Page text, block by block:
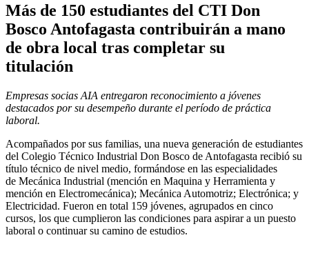
Más de 150 estudiantes del CTI Don
Bosco Antofagasta contribuirán a mano
de obra local tras completar su
titulación
Empresas socias AIA entregaron reconocimiento a jóvenes
destacados por su desempeño durante el período de práctica
laboral.
Acompañados por sus familias, una nueva generación de estudiantes
del Colegio Técnico Industrial Don Bosco de Antofagasta recibió su
título técnico de nivel medio, formándose en las especialidades
de Mecánica Industrial (mención en Maquina y Herramienta y
mención en Electromecánica); Mecánica Automotriz; Electrónica; y
Electricidad. Fueron en total 159 jóvenes, agrupados en cinco
cursos, los que cumplieron las condiciones para aspirar a un puesto
laboral o continuar su camino de estudios.